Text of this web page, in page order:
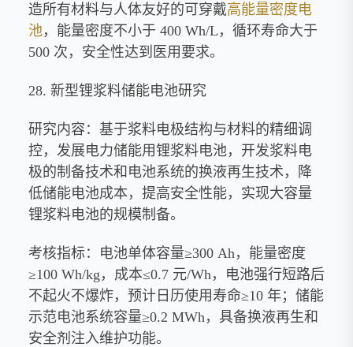
造所有材料与人体友好的可穿戴高能量密度电
池，能量密度不小于 400 Wh/L，循环寿命大于
500 次，安全性达到医用要求。
28. 新型锂浆料储能电池研究
研究内容：基于浆料电极结构与材料的精细调
控，发展电力储能用锂浆料电池，开发浆料电
极的制备技术和电池系统的换液再生技术，降
低储能电池成本，提高安全性能，实现大容量
锂浆料电池的规模制备。
考核指标：电池单体容量≥300 Ah，能量密度
≥100 Wh/kg，成本≤0.7 元/Wh，电池强行短路后
不起火不爆炸，预计日历使用寿命≥10 年；储能
示范电池系统容量≥0.2 MWh，具备换液再生和
安全剂注入维护功能。